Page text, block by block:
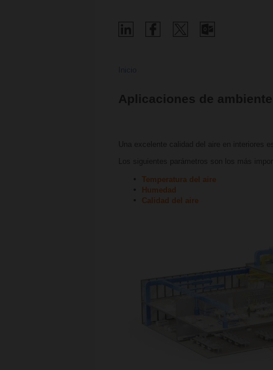
Aplicaciones de
Una excelente calidad del aire en interiores
Los siguientes parámetros son los más
Temperatura del aire
Humedad
Calidad del aire